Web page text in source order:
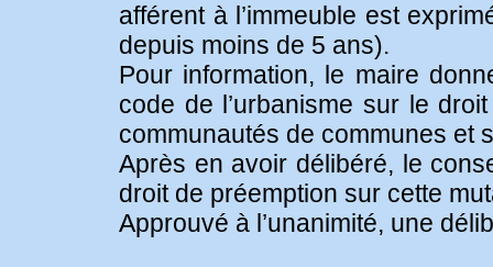
afférent à l’immeuble est
depuis moins de 5 ans).
Pour information, le maire
code de l’urbanisme sur le
communautés de communes et
Après en avoir délibéré, le
droit de préemption sur cette
Approuvé à l’unanimité, une